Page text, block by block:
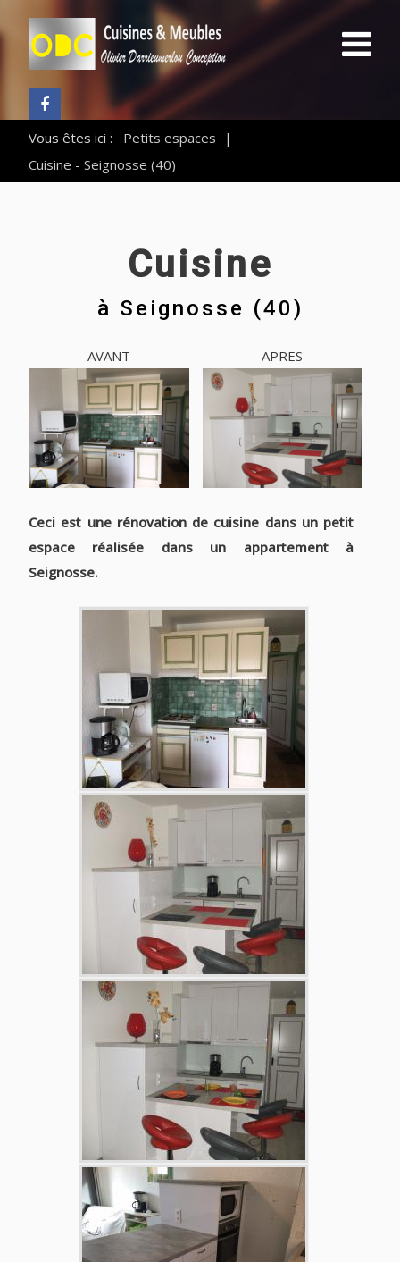
Vous êtes ici : Petits espaces
|
Cuisine - Seignosse (40)
Cuisine
à Seignosse (40)
AVANT APRES
Ceci est une rénovation de cuisine dans un petit
espace réalisée dans un appartement à
Seignosse.